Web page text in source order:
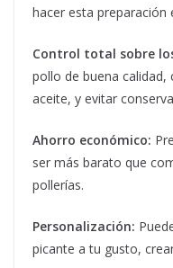
hacer esta preparación
Control total sobre
pollo de buena
aceite, y evitar
Ahorro económico:
ser más barato que
pollerías.
Personalización:
picante a tu gusto,